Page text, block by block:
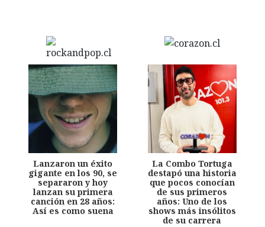
Lanzaron un éxito
gigante en los 90, se
separaron y hoy
lanzan su primera
canción en 28 años:
Así es como suena
La Combo Tortuga
destapó una historia
que pocos conocían
de sus primeros
años: Uno de los
shows más insólitos
de su carrera